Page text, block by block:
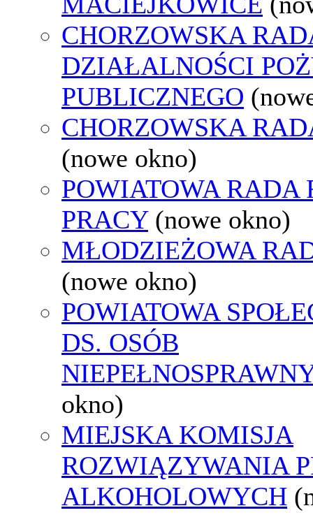
CHORZOWSKA
DZIAŁALNOŚCI
PUBLICZNEGO
CHORZOWSKA
(nowe okno)
POWIATOWA RADA
PRACY (nowe okno)
MŁODZIEŻOWA
(nowe okno)
POWIATOWA
DS. OSÓB
okno)
MIEJSKA KOMISJA
ROZWIĄZYWANIA
ALKOHOLOWYCH